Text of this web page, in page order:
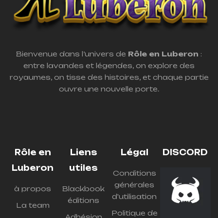
Bienvenue dans l’univers de Rôle en Luberon :
entre lavandes et légendes, on explore des
royaumes, on tisse des histoires, et chaque partie
ouvre une nouvelle porte.
Rôle en
Luberon
à propos
La team
Liens
utiles
Blackbook
éditions
Légal
Conditions
générales
d'utilisation
Politique de
DISCORD